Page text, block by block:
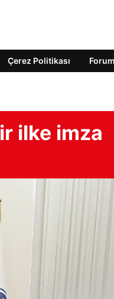
Çerez Politikası Forum
ilke imza